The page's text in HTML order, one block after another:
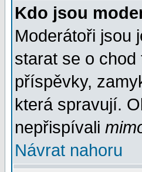
Kdo jsou
Moderátoři jsou
starat se o
příspěvky,
která spravují.
nepřispívali
Návrat nahoru